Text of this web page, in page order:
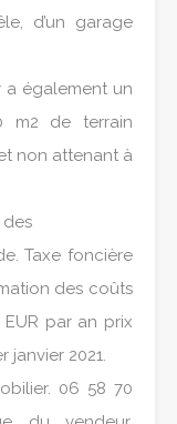
d’un garage
a également un
m2 de terrain
non attenant à
des
Taxe foncière
des coûts
par an prix
janvier 2021.
06 58 70